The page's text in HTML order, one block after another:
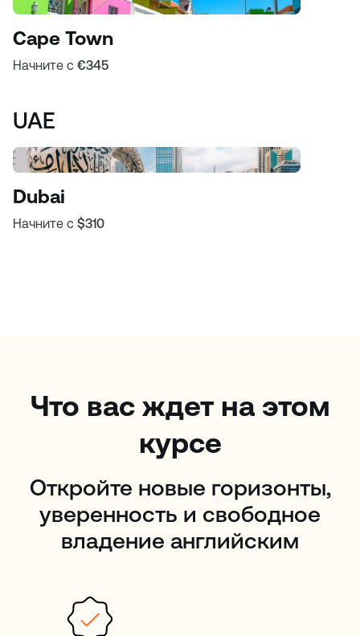
Cape Town
Начните с €345
UAE
Dubai
Начните с $310
Что вас ждет на этом
курсе
Откройте новые горизонты,
уверенность и свободное
владение английским